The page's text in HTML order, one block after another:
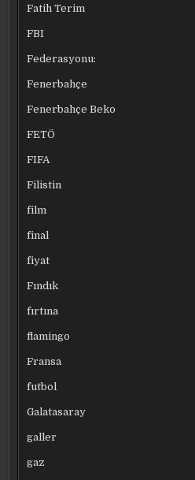
Fatih Terim
FBI
Federasyonu:
Fenerbahçe
Fenerbahçe Beko
FETÖ
FIFA
Filistin
film
final
fiyat
Fındık
fırtına
flamingo
Fransa
futbol
Galatasaray
galler
gaz